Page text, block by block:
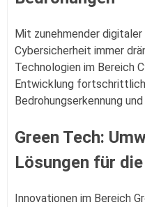
Mit zunehmender
Cybersicherheit immer
Technologien im Bereich
Entwicklung
Bedrohungserkennung
Green Tech:
Lösungen für
Innovationen im Bereich